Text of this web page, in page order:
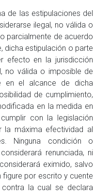
de las estipulaciones del
ilegal, no válida o
parcialmente de acuerdo
dicha estipulación o parte
efecto en la jurisdicción
no válida o imposible de
en el alcance de dicha
de cumplimiento,
en la medida en
con la legislación
máxima efectividad al
Ninguna condición o
renunciada, ni
eximido, salvo
figure por escrito y cuente
la cual se declara